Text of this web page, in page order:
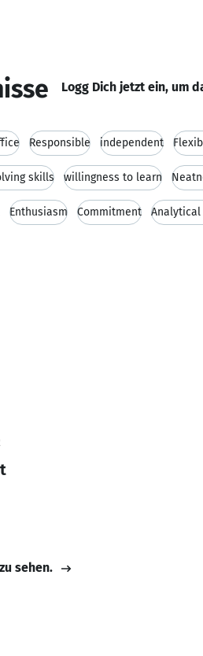
Logg Dich jetzt ein, um
Responsible independent
skills willingness to learn
Enthusiasm Commitment
sehen.